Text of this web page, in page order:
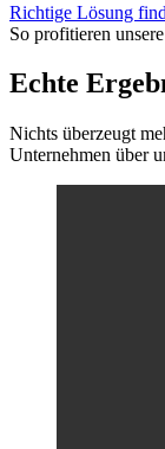
Richtige Lösung
So profitieren
Echte
Nichts überzeugt
Unternehmen über